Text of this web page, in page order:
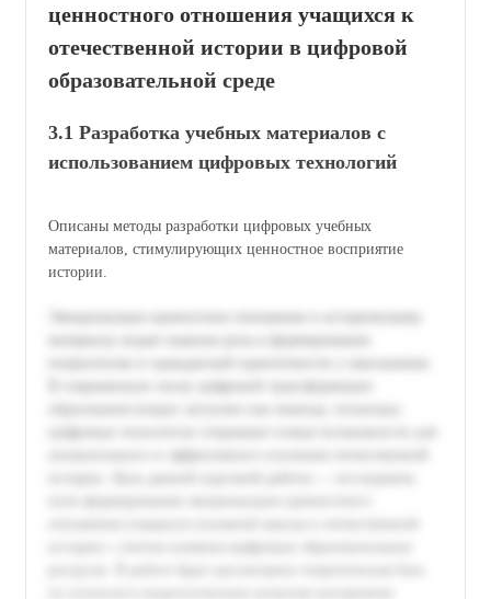
ценностного отношения учащихся к
отечественной истории в цифровой
образовательной среде
3.1 Разработка учебных материалов с
использованием цифровых технологий
Описаны методы разработки цифровых учебных
материалов, стимулирующих ценностное восприятие
истории.